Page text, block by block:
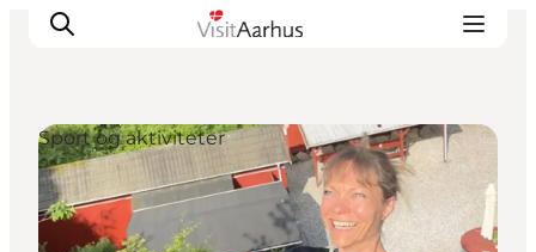
Oplevelser
Kalender
Sport og aktiviteter